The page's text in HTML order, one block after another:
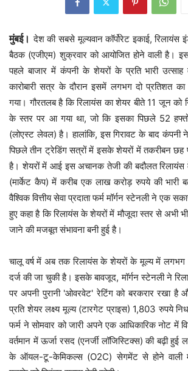
मुंबई। देश की सबसे मूल्यवान कॉर्पोरेट इकाई, रिलायंस
बैठक (एजीएम) शुक्रवार को आयोजित होने वाली है।
पहले बाजार में कंपनी के शेयरों के प्रति भारी
कारोबारी सत्र के दौरान इसमें लगभग दो प्रतिशत
गया। गौरतलब है कि रिलायंस का शेयर बीते 11 जून
के स्तर पर आ गया था, जो कि इसका पिछले 52
(लोएस्ट लेवल) है। हालांकि, इस गिरावट के बाद कंपनी
पिछले तीन ट्रेडिंग सत्रों में इसके शेयरों में तकरीबन छह
है। शेयरों में आई इस अचानक तेजी की बदौलत
(मार्केट कैप) में करीब एक लाख करोड़ रुपये की भारी
वैश्विक वित्तीय सेवा प्रदाता फर्म मॉर्गन स्टेनली ने एक
हुए कहा है कि रिलायंस के शेयरों में मौजूदा स्तर से अभी
जाने की मजबूत संभावना बनी हुई है।
चालू वर्ष में अब तक रिलायंस के शेयरों के मूल्य में लगभग
दर्ज की जा चुकी है। इसके बावजूद, मॉर्गन स्टेनली ने
पर अपनी पुरानी 'ओवरवेट' रेटिंग को बरकरार रखा है
प्रति शेयर लक्ष्य मूल्य (टारगेट प्राइस) 1,803 रुपये
फर्म ने सोमवार को जारी अपने एक आधिकारिक नोट में
वर्तमान में ऊर्जा रसद (एनर्जी लॉजिस्टिक्स) की बढ़ी हुई
के ऑयल-टू-केमिकल्स (O2C) सेगमेंट से होने वाली